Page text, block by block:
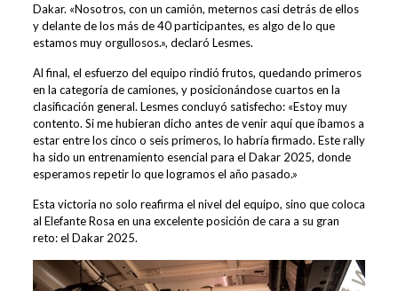
Dakar. «Nosotros, con un camión, meternos casi detrás de ellos
y delante de los más de 40 participantes, es algo de lo que
estamos muy orgullosos.», declaró Lesmes.
Al final, el esfuerzo del equipo rindió frutos, quedando primeros
en la categoría de camiones, y posicionándose cuartos en la
clasificación general. Lesmes concluyó satisfecho: «Estoy muy
contento. Si me hubieran dicho antes de venir aquí que íbamos a
estar entre los cinco o seis primeros, lo habría firmado. Este rally
ha sido un entrenamiento esencial para el Dakar 2025, donde
esperamos repetir lo que logramos el año pasado.»
Esta victoria no solo reafirma el nivel del equipo, sino que coloca
al Elefante Rosa en una excelente posición de cara a su gran
reto: el Dakar 2025.